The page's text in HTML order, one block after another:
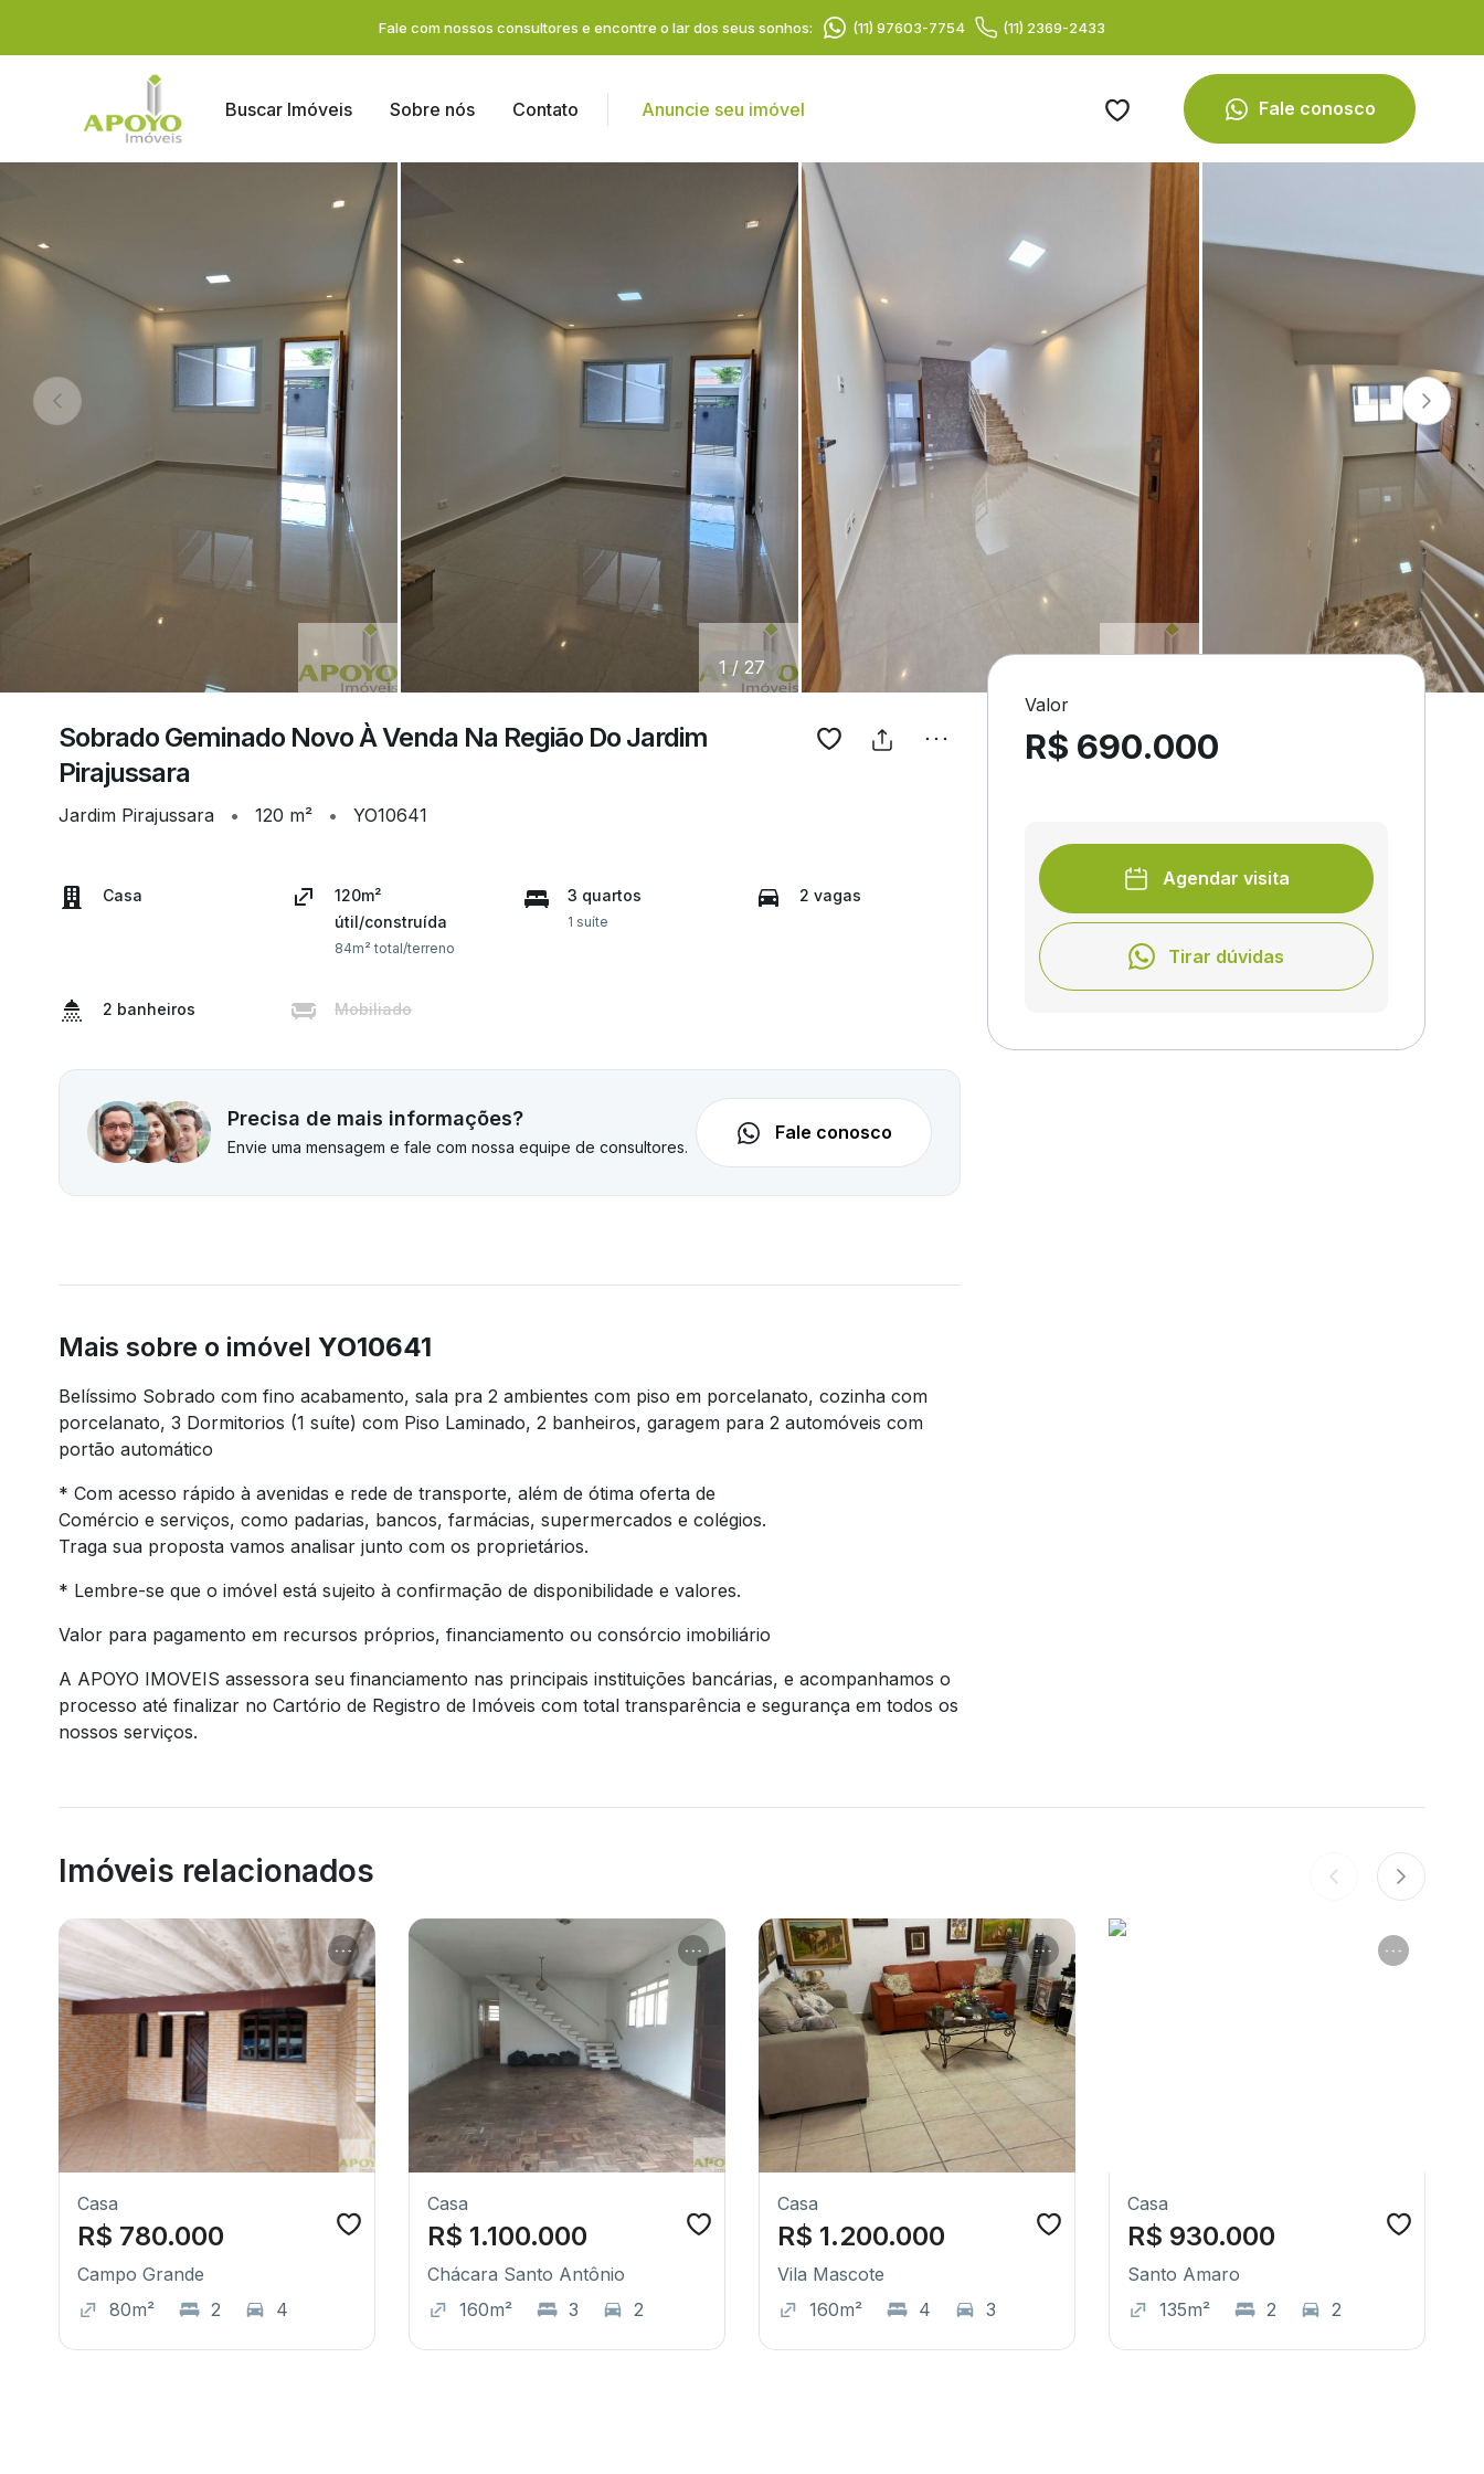
Fale com nossos consultores e encontre o lar dos seus sonhos: (11) 97603-7754 (11) 2369-2433
Buscar Imóveis Sobre nós Contato Anuncie seu imóvel Fale conosco
1/27
Sobrado Geminado Novo À Venda Na Região Do Jardim
Pirajussara
Jardim Pirajussara • 120 m² • YO10641
Casa
120m²
útil/construída
84m² total/terreno
3 quartos
1 suíte
2 vagas
2 banheiros Mobiliado
Precisa de mais informações?
Envie uma mensagem e fale com nossa equipe de consultores.
Fale conosco
Mais sobre o imóvel YO10641
Belíssimo Sobrado com fino acabamento, sala pra 2 ambientes com piso em porcelanato, cozinha com
porcelanato, 3 Dormitorios (1 suíte) com Piso Laminado, 2 banheiros, garagem para 2 automóveis com
portão automático
* Com acesso rápido à avenidas e rede de transporte, além de ótima oferta de
Comércio e serviços, como padarias, bancos, farmácias, supermercados e colégios.
Traga sua proposta vamos analisar junto com os proprietários.
* Lembre-se que o imóvel está sujeito à confirmação de disponibilidade e valores.
Valor para pagamento em recursos próprios, financiamento ou consórcio imobiliário
A APOYO IMOVEIS assessora seu financiamento nas principais instituições bancárias, e acompanhamos o
processo até finalizar no Cartório de Registro de Imóveis com total transparência e segurança em todos os
nossos serviços.
Valor
R$ 690.000
Agendar visita
Tirar dúvidas
Imóveis relacionados
Casa
R$ 780.000
Campo Grande
80m²
2 4
Casa
R$ 1.100.000
Chácara Santo Antônio
160m²
3 2
Casa
R$ 1.200.000
Vila Mascote
160m²
4 3
Casa
R$ 930.000
Santo Amaro
135m²
2 2